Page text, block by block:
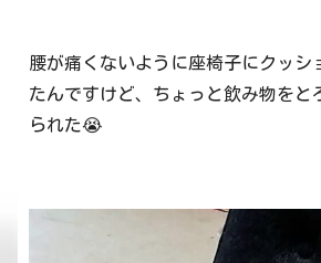
腰が痛くないように座椅子にクッシ
たんですけど、ちょっと飲み物をと
られた😭